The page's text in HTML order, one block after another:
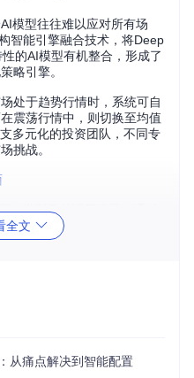
模型往往难以应对所有场
智能引擎融合技术，将Deep
的AI模型有机整合，形成了
略引擎。
处于趋势行情时，系统可自
震荡行情中，则切换至均值
多元化的投资团队，不同专
挑战。
AI模型及其适用场景。通过
不同市场环境下保持稳定的
应性和鲁棒性。
指标体系。NOFX平台采
全文
从痛点解决到智能配置